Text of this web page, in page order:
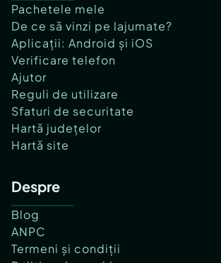
Pachetele mele
De ce să vinzi pe lajumate?
Aplicații: Android și iOS
Verificare telefon
Ajutor
Reguli de utilizare
Sfaturi de securitate
Hartă județelor
Hartă site
Despre
Blog
ANPC
Termeni și condiții